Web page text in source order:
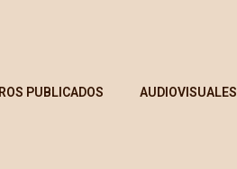
PUBLICADOS AUDIOVISUALES